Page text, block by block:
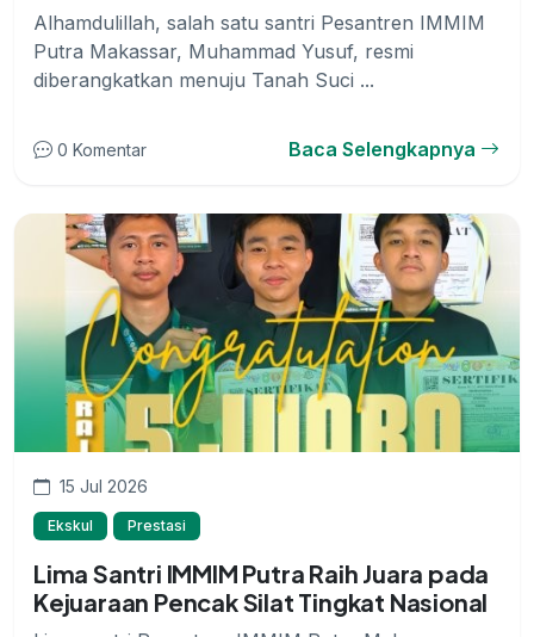
Alhamdulillah, salah satu santri Pesantren IMMIM
Putra Makassar, Muhammad Yusuf, resmi
diberangkatkan menuju Tanah Suci ...
0 Komentar Baca Selengkapnya
15 Jul 2026
Ekskul Prestasi
Lima Santri IMMIM Putra Raih Juara pada
Kejuaraan Pencak Silat Tingkat Nasional